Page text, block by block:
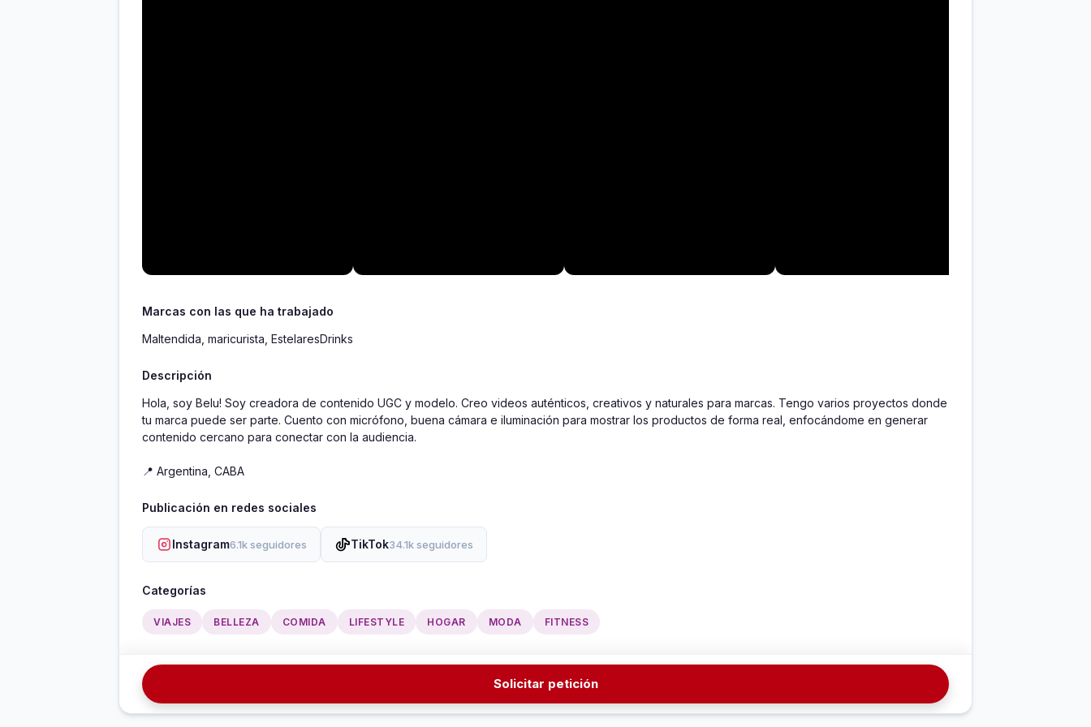
Marcas con las que ha trabajado
Maltendida, maricurista, EstelaresDrinks
Descripción
Hola, soy Belu! Soy creadora de contenido UGC y modelo. Creo videos auténticos, creativos y naturales para marcas. Tengo varios proyectos donde
tu marca puede ser parte. Cuento con micrófono, buena cámara e iluminación para mostrar los productos de forma real, enfocándome en generar
contenido cercano para conectar con la audiencia.
📍 Argentina, CABA
Publicación en redes sociales
Instagram6.1k seguidores TikTok34.1k seguidores
Categorías
VIAJES BELLEZA COMIDA LIFESTYLE HOGAR MODA FITNESS
Solicitar petición